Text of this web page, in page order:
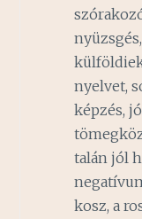
nyelvet,
képzés,
talán jól
kosz, a